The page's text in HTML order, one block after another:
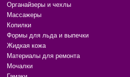
Органайзеры и чехлы
Массажеры
Копилки
Формы для льда и выпечки
Жидкая кожа
Материалы для ремонта
Мочалки